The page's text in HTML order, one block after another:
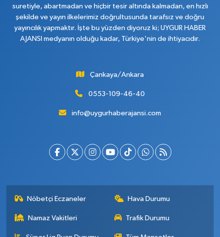
suretiyle, abartmadan ve hiçbir tesir altında kalmadan, en hızlı
şekilde ve yayın ilkelerimiz doğrultusunda tarafsız ve doğru
yayıncılık yapmaktır. İşte bu yüzden diyoruz ki; UYGUR HABER
AJANSI medyanın olduğu kadar, Türkiye'nin de ihtiyacıdır.
Çankaya/Ankara
0553-109-46-40
info@uygurhaberajansi.com
Nöbetçi Eczaneler Hava Durumu
Namaz Vakitleri Trafik Durumu